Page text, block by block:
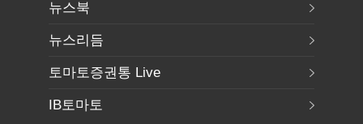
뉴스북
뉴스리듬
토마토증권통 Live
IB토마토